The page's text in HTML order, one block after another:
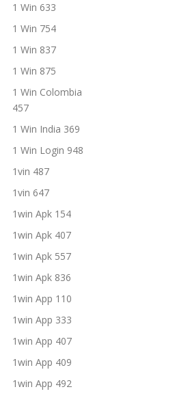
1 Win 633
1 Win 754
1 Win 837
1 Win 875
1 Win Colombia
457
1 Win India 369
1 Win Login 948
1vin 487
1vin 647
1win Apk 154
1win Apk 407
1win Apk 557
1win Apk 836
1win App 110
1win App 333
1win App 407
1win App 409
1win App 492